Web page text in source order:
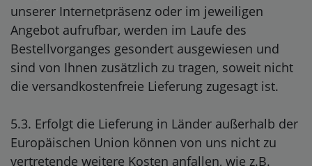
unserer Internetpräsenz oder im jeweiligen
Angebot aufrufbar, werden im Laufe des
Bestellvorganges gesondert ausgewiesen und
sind von Ihnen zusätzlich zu tragen, soweit nicht
die versandkostenfreie Lieferung zugesagt ist.
5.3. Erfolgt die Lieferung in Länder außerhalb der
Europäischen Union können von uns nicht zu
vertretende weitere Kosten anfallen, wie z.B.